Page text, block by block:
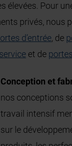
élevées. Pour
privés, nous
d’entrée, de
et de
Conception et
nos conceptions
travail intensif
sur le